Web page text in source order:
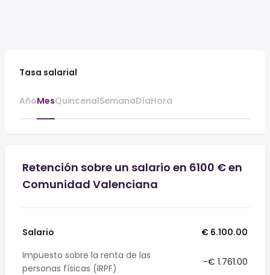
Tasa salarial
AñoMesQuincenalSemanaDíaHora
Retención sobre un salario en 6100 € en
Comunidad Valenciana
Salario
€ 6.100.00
Impuesto sobre la renta de las
personas físicas (IRPF)
-€ 1.761.00